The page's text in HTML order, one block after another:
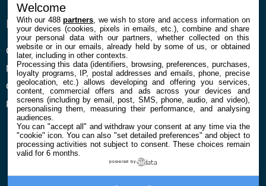
ENTREPRISE
Qui sommes nous
Mentions légales et CGU
Confidentialité et Cookies
Préférences cookies
À PROPOS
La rédaction
Contact
Welcome
With our 488partners , we wish to store and access information on
your devices (cookies, pixels in emails, etc.), combine and share
your personal data with our partners, whether collected on this
website or in our emails, already held by some of us, or obtained
later, including in other contexts.
Processing this data (identifiers, browsing, preferences, purchases,
loyalty programs, IP, postal addresses and emails, phone, precise
geolocation, etc.) allows developing and offering you services,
content, commercial offers and ads across your devices and
screens (including by email, post, SMS, phone, audio, and video),
personalising them, measuring their performance, and analysing
audiences.
You can "accept all" and withdraw your consent at any time via the
"cookie" icon. You can also "set detailed preferences" and object to
processing activities not subject to consent. These choices remain
valid for 6 months.
powered by